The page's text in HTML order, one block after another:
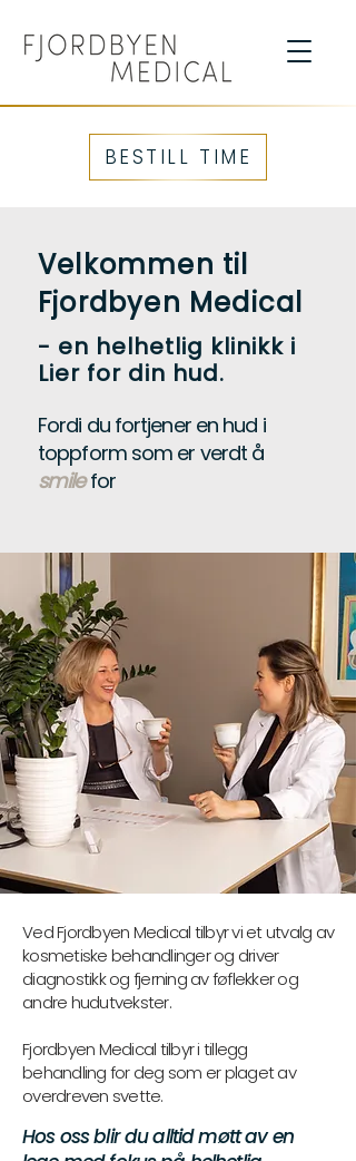
BESTILL TIME
Velkommen til
Fjordbyen Medical
- en helhetlig klinikk i
Lier for din hud.
Fordi du fortjener en hud i
toppform som er verdt å
smilefor
Ved Fjordbyen Medical tilbyr vi et utvalg av
kosmetiske behandlinger og driver
diagnostikk og fjerning av føflekker og
andre hudutvekster.
Fjordbyen Medical tilbyr i tillegg
behandling for deg som er plaget av
overdreven svette.
Hos oss blir du alltid møtt av en